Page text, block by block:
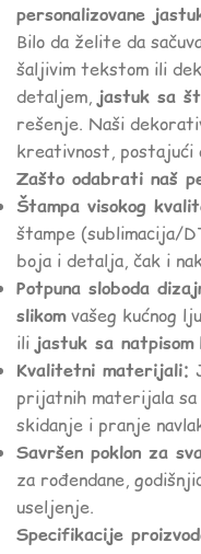
personalizovane
Bilo da želite da
šaljivim tekstom ili
detaljem, jastuk sa
rešenje. Naši
kreativnost, postajući
Zašto odabrati naš
Štampa visokog
štampe (sublimacija/
boja i detalja, čak i
Potpuna sloboda
slikomvašeg kućnog
ili jastuk sa natpisom
Kvalitetni materijali:
prijatnih materijala
skidanje i pranje
Savršen poklon za
za rođendane,
useljenje.
Specifikacije